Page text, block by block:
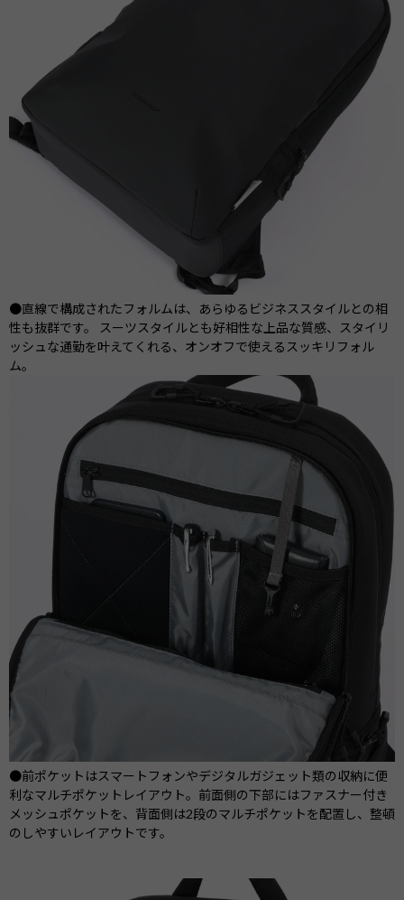
●直線で構成されたフォルムは、あらゆるビジネススタイルとの相
性も抜群です。 スーツスタイルとも好相性な上品な質感、スタイリ
ッシュな通勤を叶えてくれる、オンオフで使えるスッキリフォル
ム。
●前ポケットはスマートフォンやデジタルガジェット類の収納に便
利なマルチポケットレイアウト。前面側の下部にはファスナー付き
メッシュポケットを、背面側は2段のマルチポケットを配置し、整頓
のしやすいレイアウトです。